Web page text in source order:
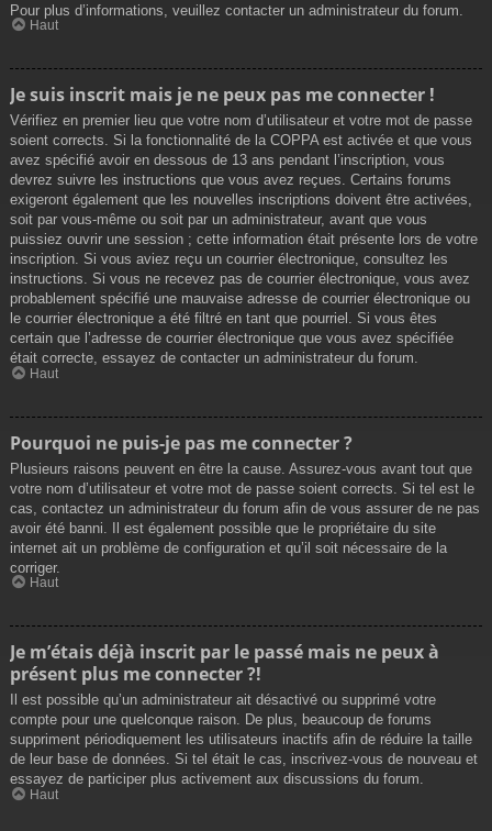
Pour plus d’informations, veuillez contacter un administrateur du forum.
Haut
Je suis inscrit mais je ne peux pas me connecter !
Vérifiez en premier lieu que votre nom d’utilisateur et votre mot de passe
soient corrects. Si la fonctionnalité de la COPPA est activée et que vous
avez spécifié avoir en dessous de 13 ans pendant l’inscription, vous
devrez suivre les instructions que vous avez reçues. Certains forums
exigeront également que les nouvelles inscriptions doivent être activées,
soit par vous-même ou soit par un administrateur, avant que vous
puissiez ouvrir une session ; cette information était présente lors de votre
inscription. Si vous aviez reçu un courrier électronique, consultez les
instructions. Si vous ne recevez pas de courrier électronique, vous avez
probablement spécifié une mauvaise adresse de courrier électronique ou
le courrier électronique a été filtré en tant que pourriel. Si vous êtes
certain que l’adresse de courrier électronique que vous avez spécifiée
était correcte, essayez de contacter un administrateur du forum.
Haut
Pourquoi ne puis-je pas me connecter ?
Plusieurs raisons peuvent en être la cause. Assurez-vous avant tout que
votre nom d’utilisateur et votre mot de passe soient corrects. Si tel est le
cas, contactez un administrateur du forum afin de vous assurer de ne pas
avoir été banni. Il est également possible que le propriétaire du site
internet ait un problème de configuration et qu’il soit nécessaire de la
corriger.
Haut
Je m’étais déjà inscrit par le passé mais ne peux à
présent plus me connecter ?!
Il est possible qu’un administrateur ait désactivé ou supprimé votre
compte pour une quelconque raison. De plus, beaucoup de forums
suppriment périodiquement les utilisateurs inactifs afin de réduire la taille
de leur base de données. Si tel était le cas, inscrivez-vous de nouveau et
essayez de participer plus activement aux discussions du forum.
Haut